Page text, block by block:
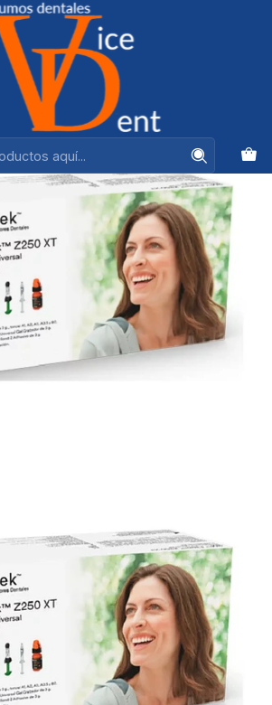
Ventas +56944575313
RESTAURACION
5 JER. 1 ADHESIVO ACIDO ACC